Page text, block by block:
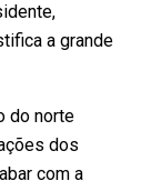
a grande
do norte
dos
com a